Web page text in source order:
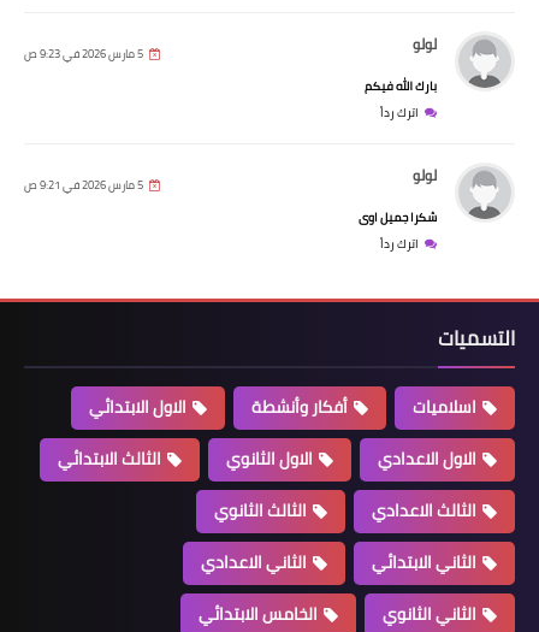
لولو 5 مارس 2026 في 9:23 ص
بارك الله فيكم
اترك رداً
لولو 5 مارس 2026 في 9:21 ص
شكرا جميل اوى
اترك رداً
التسميات
اسلاميات أفكار وأنشطة
الاول الابتدائي
الاول الاعدادي
الاول الثانوي
الثالث الابتدائي
الثالث الاعدادي
الثالث الثانوي
الثاني الابتدائي
الثاني الاعدادي
الثاني الثانوي
الخامس الابتدائي